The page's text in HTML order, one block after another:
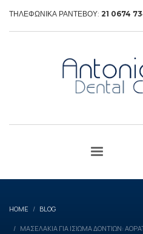
ΤΗΛΕΦΩΝΙΚΑ ΡΑΝΤΕΒΟΥ: 21 0674
HOME BLOG
ΜΑΣΕΛΆΚΙΑ ΓΙΑ ΊΣΙΩΜΑ ΔΟΝΤΙΏΝ: